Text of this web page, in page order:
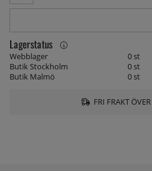
Lagerstatus
Webblager
0 st
Butik Stockholm
0 st
Butik Malmö
0 st
FRI FRAKT